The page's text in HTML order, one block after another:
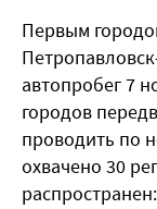
Первым
автопробег 7
городов
проводить по
охвачено 30